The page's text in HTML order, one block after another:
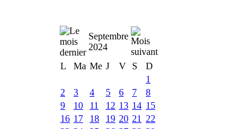
Septembre
2024
L
Ma Me J V S
D
1
2
3 4 5 6 7
8
9
10 11 12 13 14 15
16 17 18 19 20 21
22